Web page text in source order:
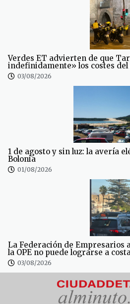
Verdes ET advierten de que
indefinidamente» los costes
03/08/2026
1 de agosto y sin luz: la avería
Bolonia
01/08/2026
La Federación de Empresarios
la OPE no puede lograrse a
03/08/2026